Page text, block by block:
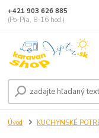
+421 903 626 885
(Po-Pia, 8-16 hod.)
Úvod KUCHYNSKÉ